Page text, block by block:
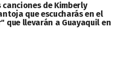
canciones de Kimberly
que escucharás en el
que llevarán a Guayaquil en